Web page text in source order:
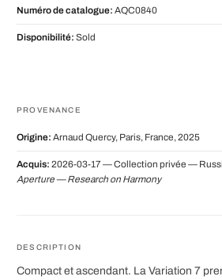
Numéro de catalogue: AQC0840
Disponibilité: Sold
PROVENANCE
Origine: Arnaud Quercy, Paris, France, 2025
Acquis: 2026-03-17 — Collection privée —
Aperture — Research on Harmony
DESCRIPTION
Compact et ascendant. La Variation 7